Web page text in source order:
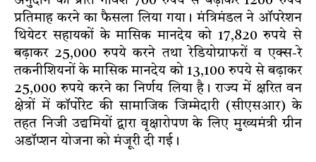
प्रतिमाह करने का फैसला लिया गया। मंत्रिमंडल ने ऑपरेशन
थियेटर सहायकों के मासिक मानदेय को 17,820 रुपये से
बढ़ाकर 25,000 रुपये करने तथा रेडियोग्राफरों व एक्स-रे
तकनीशियनों के मासिक मानदेय को 13,100 रुपये से बढ़ाकर
25,000 रुपये करने का निर्णय लिया है। राज्य में क्षरित वन
क्षेत्रों में कॉर्पोरेट की सामाजिक जिम्मेदारी (सीएसआर) के
तहत निजी उद्यमियों द्वारा वृक्षारोपण के लिए मुख्यमंत्री ग्रीन
अडॉप्शन योजना को मंजूरी दी गई।